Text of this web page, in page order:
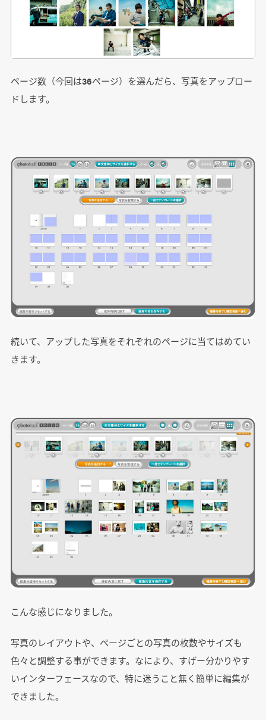
ページ数（今回は36ページ）を選んだら、写真をアップロー
ドします。
続いて、アップした写真をそれぞれのページに当てはめてい
きます。
こんな感じになりました。
写真のレイアウトや、ページごとの写真の枚数やサイズも
色々と調整する事ができます。なにより、すげー分かりやす
いインターフェースなので、特に迷うこと無く簡単に編集が
できました。